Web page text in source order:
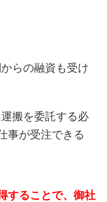
らの融資も受け
搬を委託する必
事が受注できる
することで、御社